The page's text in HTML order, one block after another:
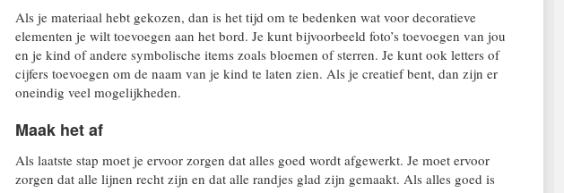
Als je materiaal hebt gekozen, dan is het tijd om te bedenken wat voor decoratieve
elementen je wilt toevoegen aan het bord. Je kunt bijvoorbeeld foto’s toevoegen van jou
en je kind of andere symbolische items zoals bloemen of sterren. Je kunt ook letters of
cijfers toevoegen om de naam van je kind te laten zien. Als je creatief bent, dan zijn er
oneindig veel mogelijkheden.
Maak het af
Als laatste stap moet je ervoor zorgen dat alles goed wordt afgewerkt. Je moet ervoor
zorgen dat alle lijnen recht zijn en dat alle randjes glad zijn gemaakt. Als alles goed is